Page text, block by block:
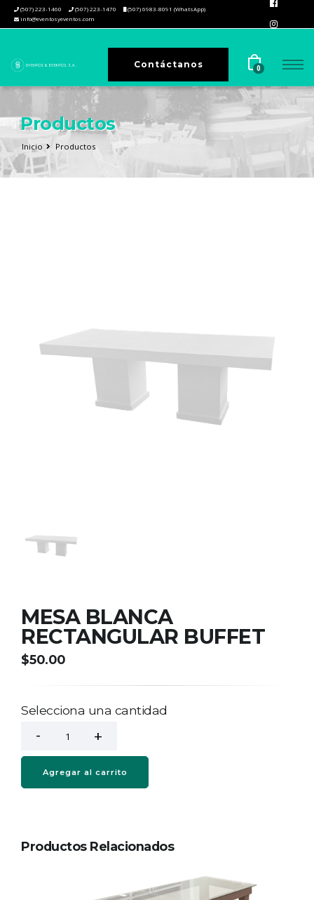
(507) 223-1460 (507) 223-1470
(507) 6983-8091 (WhatsApp)
info@eventosyeventos.com
Contáctanos 0
Productos
Inicio Productos
MESA BLANCA
RECTANGULAR BUFFET
$50.00
Selecciona una cantidad
Agregar al carrito
Productos Relacionados